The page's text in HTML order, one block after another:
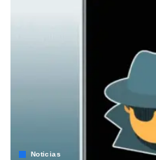
Noticias